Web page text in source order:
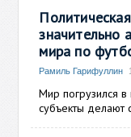
значительно
мира по
Рамиль Гарифуллин
Мир погрузился
субъекты делают